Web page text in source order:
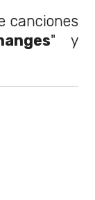
canciones
" y